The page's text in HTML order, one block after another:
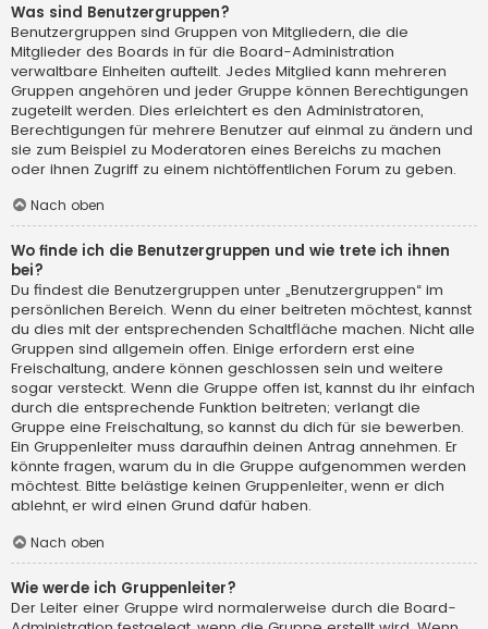
Was sind Benutzergruppen?
Benutzergruppen sind Gruppen von Mitgliedern, die die
Mitglieder des Boards in für die Board-Administration
verwaltbare Einheiten aufteilt. Jedes Mitglied kann mehreren
Gruppen angehören und jeder Gruppe können Berechtigungen
zugeteilt werden. Dies erleichtert es den Administratoren,
Berechtigungen für mehrere Benutzer auf einmal zu ändern und
sie zum Beispiel zu Moderatoren eines Bereichs zu machen
oder ihnen Zugriff zu einem nichtöffentlichen Forum zu geben.
Nach oben
Wo finde ich die Benutzergruppen und wie trete ich ihnen
bei?
Du findest die Benutzergruppen unter „Benutzergruppen“ im
persönlichen Bereich. Wenn du einer beitreten möchtest, kannst
du dies mit der entsprechenden Schaltfläche machen. Nicht alle
Gruppen sind allgemein offen. Einige erfordern erst eine
Freischaltung, andere können geschlossen sein und weitere
sogar versteckt. Wenn die Gruppe offen ist, kannst du ihr einfach
durch die entsprechende Funktion beitreten; verlangt die
Gruppe eine Freischaltung, so kannst du dich für sie bewerben.
Ein Gruppenleiter muss daraufhin deinen Antrag annehmen. Er
könnte fragen, warum du in die Gruppe aufgenommen werden
möchtest. Bitte belästige keinen Gruppenleiter, wenn er dich
ablehnt, er wird einen Grund dafür haben.
Nach oben
Wie werde ich Gruppenleiter?
Der Leiter einer Gruppe wird normalerweise durch die Board-